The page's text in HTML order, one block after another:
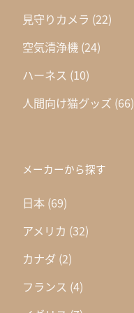
見守りカメラ (22)
空気清浄機 (24)
ハーネス (10)
人間向け猫グッズ (66)
メーカーから探す
日本 (69)
アメリカ (32)
カナダ (2)
フランス (4)